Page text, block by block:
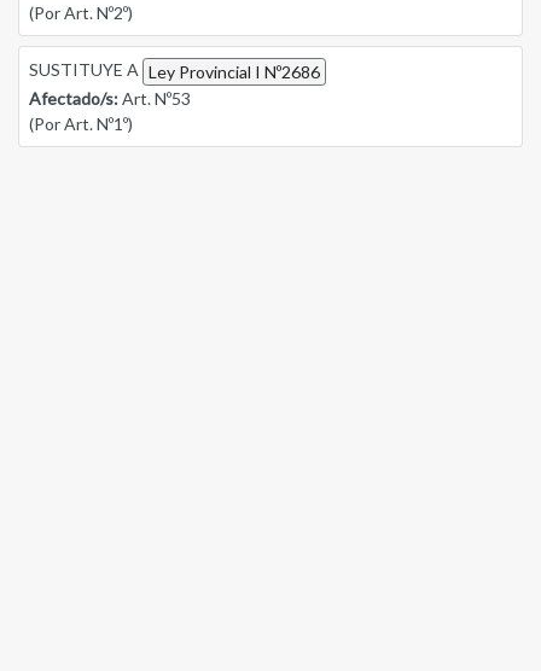
(Por Art. Nº2º)
SUSTITUYE A Ley Provincial I Nº2686
Afectado/s:Art. Nº53
(Por Art. Nº1º)